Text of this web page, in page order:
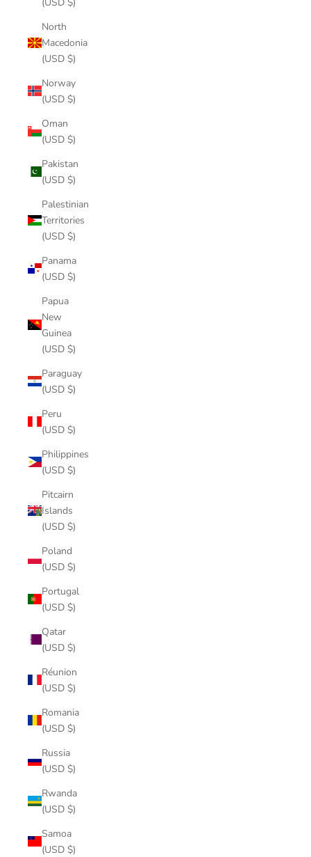
North
Macedonia
(USD $)
Norway
(USD $)
Oman
(USD $)
Pakistan
(USD $)
Palestinian
Territories
(USD $)
Panama
(USD $)
Papua
New
Guinea
(USD $)
Paraguay
(USD $)
Peru
(USD $)
Philippines
(USD $)
Pitcairn
Islands
(USD $)
Poland
(USD $)
Portugal
(USD $)
Qatar
(USD $)
Réunion
(USD $)
Romania
(USD $)
Russia
(USD $)
Rwanda
(USD $)
Samoa
(USD $)